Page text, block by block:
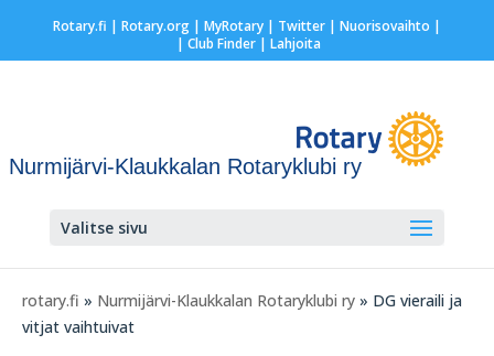
Rotary.fi | Rotary.org| MyRotary| Twitter| Nuorisovaihto |
| Club Finder| Lahjoita
Nurmijärvi-Klaukkalan Rotaryklubi ry
Valitse sivu
rotary.fi » Nurmijärvi-Klaukkalan Rotaryklubi ry » DG vieraili ja
vitjat vaihtuivat